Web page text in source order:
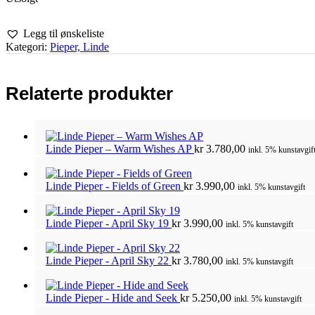
Legg til ønskeliste
Kategori: Pieper, Linde
Relaterte produkter
Linde Pieper – Warm Wishes APkr3.780,00 inkl. 5% kunstavgift
Linde Pieper - Fields of Green kr3.990,00 inkl. 5% kunstavgift
Linde Pieper - April Sky 19 kr3.990,00 inkl. 5% kunstavgift
Linde Pieper - April Sky 22 kr3.780,00 inkl. 5% kunstavgift
Linde Pieper - Hide and Seek kr5.250,00 inkl. 5% kunstavgift